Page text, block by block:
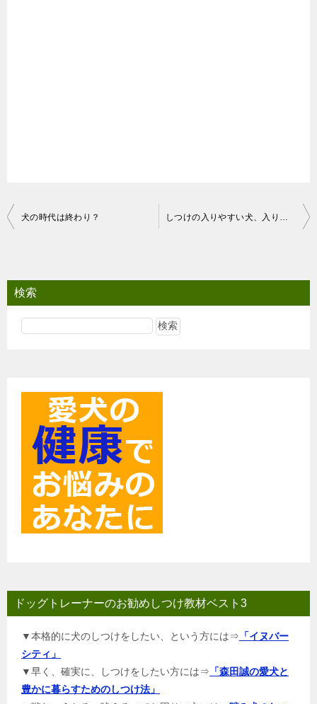
投
ビ
ゲ
犬の時代は終わり？ しつけの入りやすい犬、入りにくい犬
検索
ドッグトレーナーのお勧めしつけ教材ベスト3
▼本格的に犬のしつけをしたい、という方には⇒ 「イヌバー
シティ」
▼早く、確実に、しつけをしたい方には⇒ 「森田誠の愛犬と
豊かに暮らすためのしつけ法」